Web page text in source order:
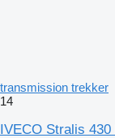
transmission trekker
14
IVECO Stralis